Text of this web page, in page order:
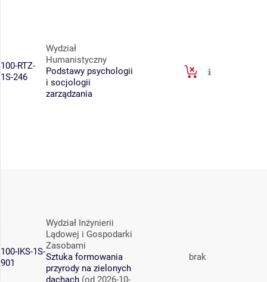
100-RTZ-
1S-246
Wydział
Humanistyczny
Podstawy psychologii
i socjologii
zarządzania
100-IKS-1S-
901
Wydział Inżynierii
Lądowej i Gospodarki
Zasobami
Sztuka formowania
przyrody na zielonych
dachach (od 2026-10-
brak